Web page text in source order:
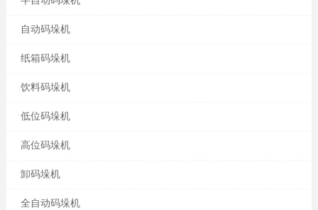
自动码垛机
纸箱码垛机
饮料码垛机
低位码垛机
高位码垛机
卸码垛机
全自动码垛机